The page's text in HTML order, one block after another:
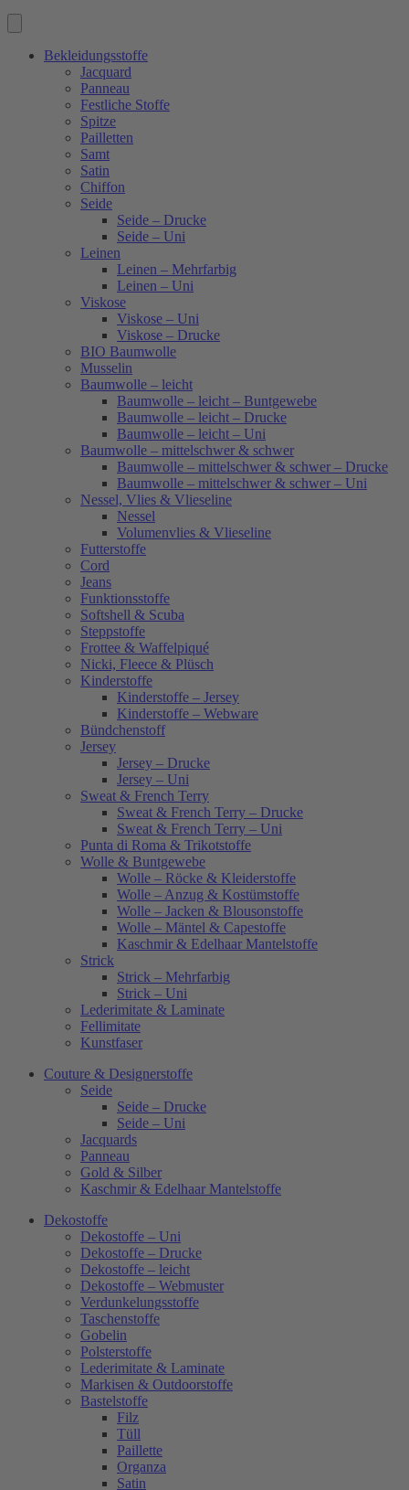
Bekleidungsstoffe
Jacquard
Panneau
Festliche Stoffe
Spitze
Pailletten
Samt
Satin
Chiffon
Seide
Seide – Drucke
Seide – Uni
Leinen
Leinen – Mehrfarbig
Leinen – Uni
Viskose
Viskose – Uni
Viskose – Drucke
BIO Baumwolle
Musselin
Baumwolle – leicht
Baumwolle – leicht – Buntgewebe
Baumwolle – leicht – Drucke
Baumwolle – leicht – Uni
Baumwolle – mittelschwer & schwer
Baumwolle – mittelschwer & schwer – Drucke
Baumwolle – mittelschwer & schwer – Uni
Nessel, Vlies & Vlieseline
Nessel
Volumenvlies & Vlieseline
Futterstoffe
Cord
Jeans
Funktionsstoffe
Softshell & Scuba
Steppstoffe
Frottee & Waffelpiqué
Nicki, Fleece & Plüsch
Kinderstoffe
Kinderstoffe – Jersey
Kinderstoffe – Webware
Bündchenstoff
Jersey
Jersey – Drucke
Jersey – Uni
Sweat & French Terry
Sweat & French Terry – Drucke
Sweat & French Terry – Uni
Punta di Roma & Trikotstoffe
Wolle & Buntgewebe
Wolle – Röcke & Kleiderstoffe
Wolle – Anzug & Kostümstoffe
Wolle – Jacken & Blousonstoffe
Wolle – Mäntel & Capestoffe
Kaschmir & Edelhaar Mantelstoffe
Strick
Strick – Mehrfarbig
Strick – Uni
Lederimitate & Laminate
Fellimitate
Kunstfaser
Couture & Designerstoffe
Seide
Seide – Drucke
Seide – Uni
Jacquards
Panneau
Gold & Silber
Kaschmir & Edelhaar Mantelstoffe
Dekostoffe
Dekostoffe – Uni
Dekostoffe – Drucke
Dekostoffe – leicht
Dekostoffe – Webmuster
Verdunkelungsstoffe
Taschenstoffe
Gobelin
Polsterstoffe
Lederimitate & Laminate
Markisen & Outdoorstoffe
Bastelstoffe
Filz
Tüll
Paillette
Organza
Satin